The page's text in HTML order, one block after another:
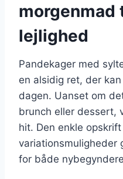
morgenmad
lejlighed
Pandekager med
en alsidig ret, der
dagen. Uanset om
brunch eller dessert,
hit. Den enkle
variationsmuligheder
for både